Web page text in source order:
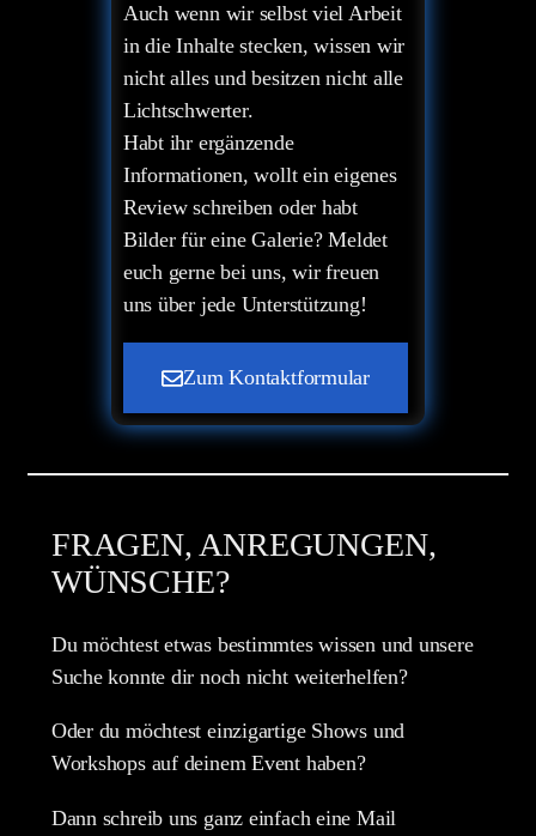
Auch wenn wir selbst viel Arbeit
in die Inhalte stecken, wissen wir
nicht alles und besitzen nicht alle
Lichtschwerter.
Habt ihr ergänzende
Informationen, wollt ein eigenes
Review schreiben oder habt
Bilder für eine Galerie? Meldet
euch gerne bei uns, wir freuen
uns über jede Unterstützung!
Zum Kontaktformular
FRAGEN, ANREGUNGEN,
WÜNSCHE?
Du möchtest etwas bestimmtes wissen und unsere
Suche konnte dir noch nicht weiterhelfen?
Oder du möchtest einzigartige Shows und
Workshops auf deinem Event haben?
Dann schreib uns ganz einfach eine Mail